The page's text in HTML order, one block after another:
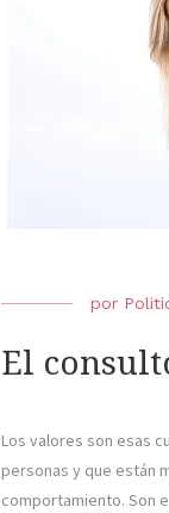
por
El
Los valores son esas
personas y que están
comportamiento. Son